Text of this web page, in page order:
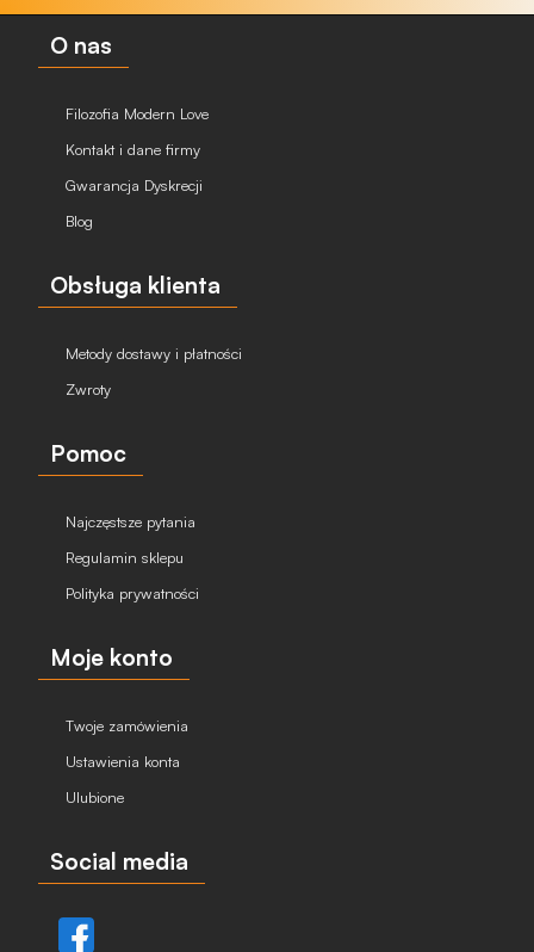
O nas
Filozofia Modern Love
Kontakt i dane firmy
Gwarancja Dyskrecji
Blog
Obsługa klienta
Metody dostawy i płatności
Zwroty
Pomoc
Najczęstsze pytania
Regulamin sklepu
Polityka prywatności
Moje konto
Twoje zamówienia
Ustawienia konta
Ulubione
Social media